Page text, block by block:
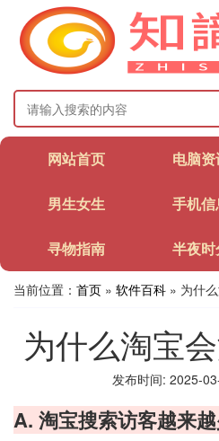
网站首页 电脑
男生女生 手机信
寻物指南 半夜时
当前位置： 首页 » 软件百科 » 为什
为什么淘宝
发布时间: 2025-
A. 淘宝搜索访客越来